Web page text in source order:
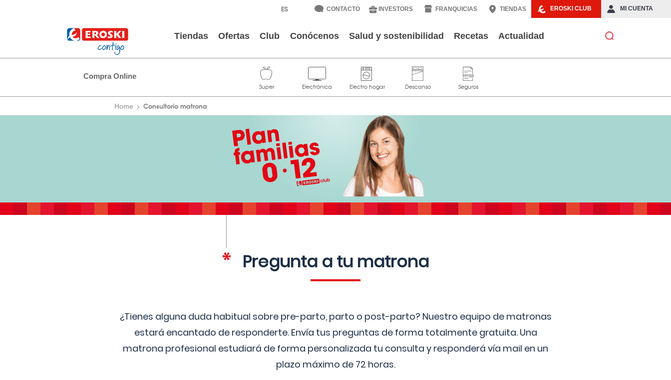
EROSKI CLUB MI CUENTA
CONTACTO INVESTORS FRANQUICIAS TIENDAS
Tiendas Ofertas Club Conócenos Salud y sostenibilidad Recetas Actualidad
Compra Online
Home Consultorio matrona
Pregunta a tu matrona
¿Tienes alguna duda habitual sobre pre-parto, parto o post-parto? Nuestro equipo de matronas
estará encantado de responderte. Envía tus preguntas de forma totalmente gratuita. Una
matrona profesional estudiará de forma personalizada tu consulta y responderá vía mail en un
plazo máximo de 72 horas.